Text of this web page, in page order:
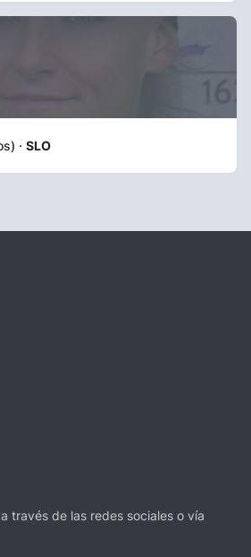
· SLO
través de las redes sociales o vía